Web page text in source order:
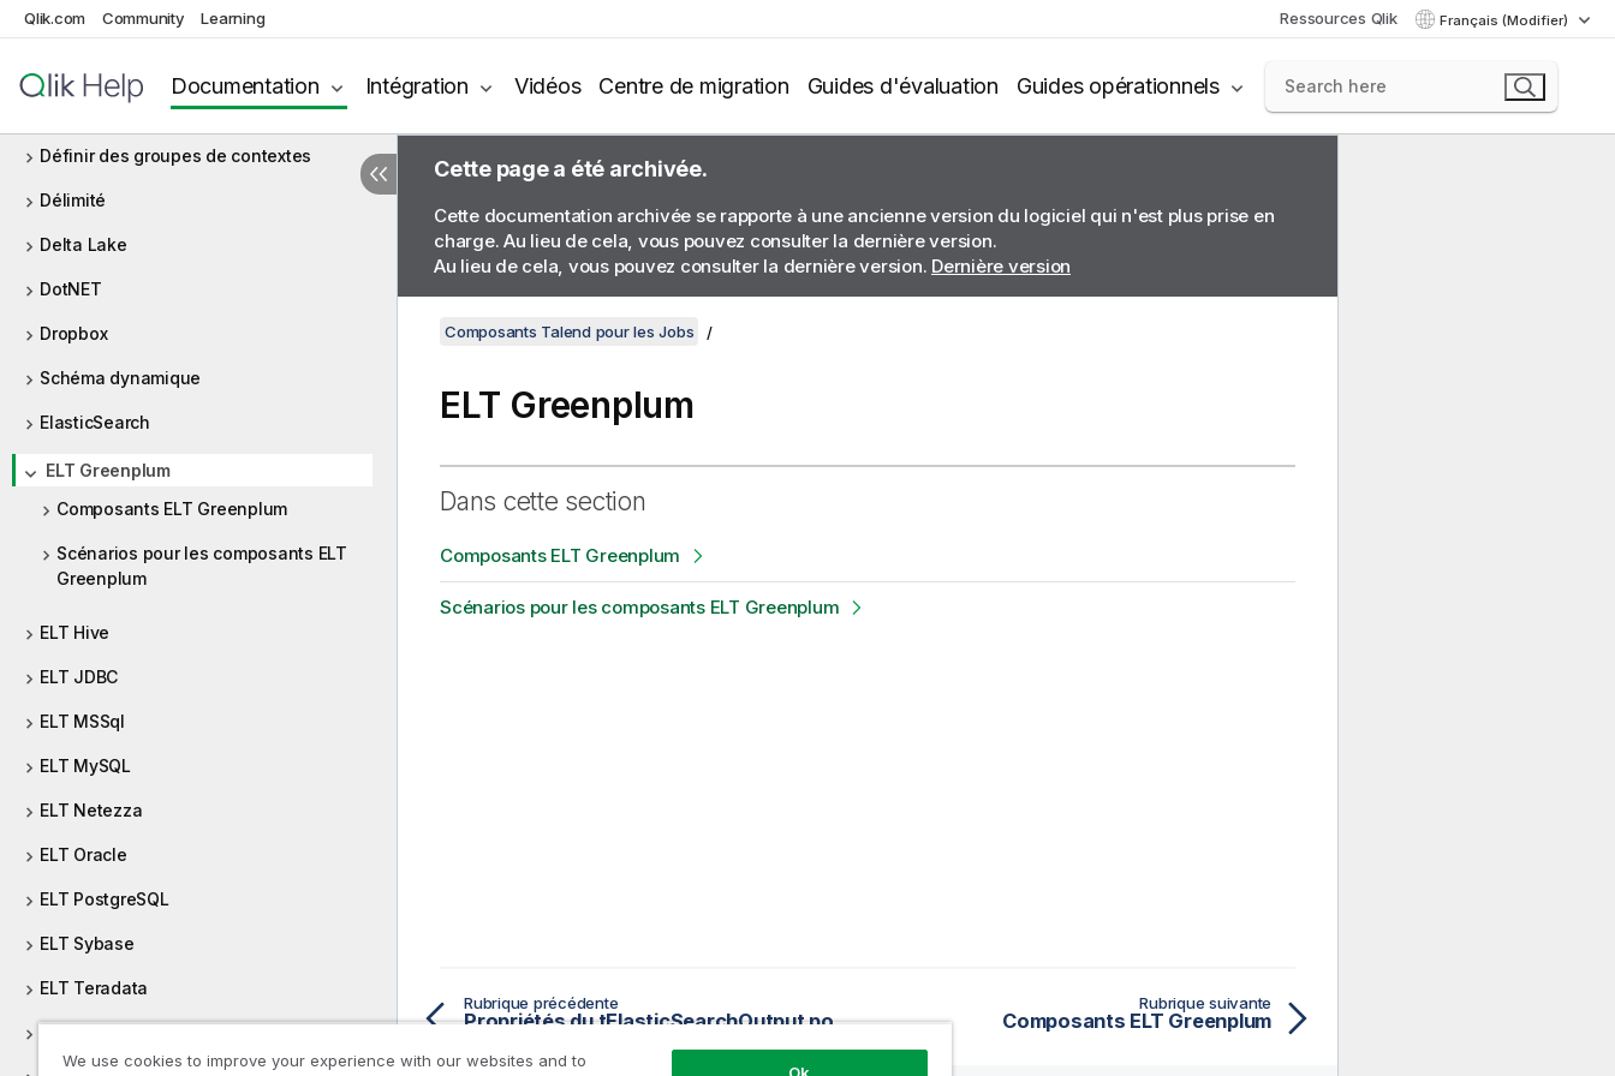
Qlik.com Community Learning Ressources Qlik Français (Modifier)
Documentation Intégration Vidéos Centre de migration Guides d'évaluation Guides opérationnels
Base de données générique
Définir des groupes de contextes
Délimité
Delta Lake
DotNET
Dropbox
Schéma dynamique
ElasticSearch
ELT Greenplum
Composants ELT Greenplum
Scénarios pour les composants ELT
Greenplum
ELT Hive
ELT JDBC
ELT MSSql
ELT MySQL
ELT Netezza
ELT Oracle
ELT PostgreSQL
ELT Sybase
ELT Teradata
Cette page a été archivée.
Cette documentation archivée se rapporte à une ancienne version du logiciel qui n'est plus prise en
charge. Au lieu de cela, vous pouvez consulter la dernière version.
Au lieu de cela, vous pouvez consulter la dernière version. Dernière version
Composants Talend pour les Jobs
ELT Greenplum
Dans cette section
Composants ELT Greenplum
Scénarios pour les composants ELT Greenplum
Rubrique précédente
Propriétés du tElasticSearchOutput pour Apache Spark Streaming
Rubrique suivante
Composants ELT Greenplum
We use cookies to improve your experience with our websites and to